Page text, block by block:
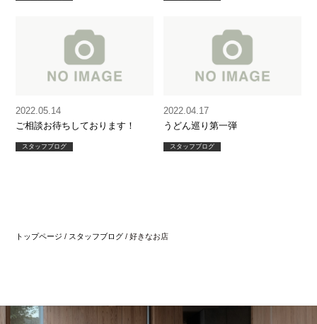
ご相談お待ちしております！
2022.05.14
スタッフブログ
うどん巡り第一弾
2022.04.17
スタッフブログ
トップページ / スタッフブログ /好きなお店